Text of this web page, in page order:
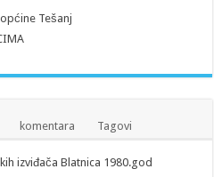
Tešanj
komentara Tagovi
izviđača Blatnica 1980.god